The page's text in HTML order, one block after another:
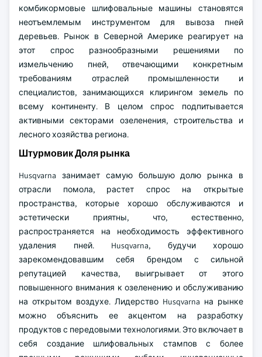
комбикормовые шлифовальные машины становятся
неотъемлемым инструментом для вывоза пней
деревьев. Рынок в Северной Америке реагирует на
этот спрос разнообразными решениями по
измельчению пней, отвечающими конкретным
требованиям отраслей промышленности и
специалистов, занимающихся клирингом земель по
всему континенту. В целом спрос подпитывается
активными секторами озеленения, строительства и
лесного хозяйства региона.
Штурмовик Доля рынка
Husqvarna занимает самую большую долю рынка в
отрасли помола, растет спрос на открытые
пространства, которые хорошо обслуживаются и
эстетически приятны, что, естественно,
распространяется на необходимость эффективного
удаления пней. Husqvarna, будучи хорошо
зарекомендовавшим себя брендом с сильной
репутацией качества, выигрывает от этого
повышенного внимания к озеленению и обслуживанию
на открытом воздухе. Лидерство Husqvarna на рынке
можно объяснить ее акцентом на разработку
продуктов с передовыми технологиями. Это включает в
себя создание шлифовальных стампов с более